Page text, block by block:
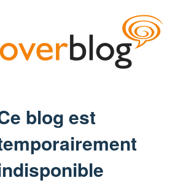
blog est